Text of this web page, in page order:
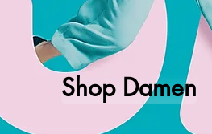
Shop Damen